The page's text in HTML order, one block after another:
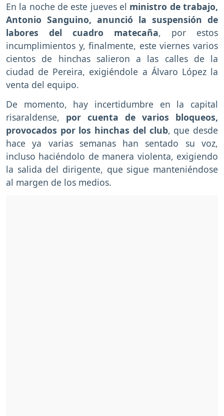
En la noche de este jueves el ministro de trabajo,
Antonio Sanguino, anunció la suspensión de
labores del cuadro matecaña, por estos
incumplimientos y, finalmente, este viernes varios
cientos de hinchas salieron a las calles de la
ciudad de Pereira, exigiéndole a Álvaro López la
venta del equipo.
De momento, hay incertidumbre en la capital
risaraldense, por cuenta de varios bloqueos,
provocados por los hinchas del club, que desde
hace ya varias semanas han sentado su voz,
incluso haciéndolo de manera violenta, exigiendo
la salida del dirigente, que sigue manteniéndose
al margen de los medios.